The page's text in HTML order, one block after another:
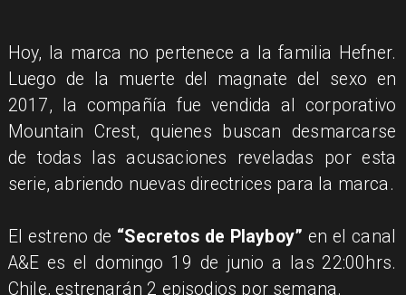
Hoy, la marca no pertenece a la familia Hefner.
Luego de la muerte del magnate del sexo en
2017, la compañía fue vendida al corporativo
Mountain Crest, quienes buscan desmarcarse
de todas las acusaciones reveladas por esta
serie, abriendo nuevas directrices para la marca.
El estreno de “Secretos de Playboy” en el canal
A&E es el domingo 19 de junio a las 22:00hrs.
Chile, estrenarán 2 episodios por semana.